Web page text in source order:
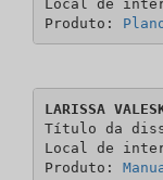
Local de
Produto:
LARISSA
Título da
Local de
Produto: